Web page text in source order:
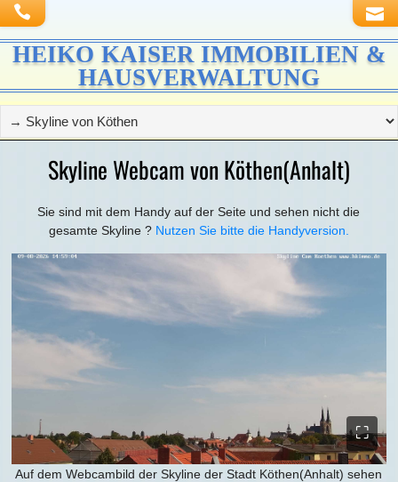
HEIKO KAISER IMMOBILIEN &
HAUSVERWALTUNG
Skyline Webcam von Köthen(Anhalt)
Sie sind mit dem Handy auf der Seite und sehen nicht die
gesamte Skyline ? Nutzen Sie bitte die Handyversion.
⛶
Auf dem Webcambild der Skyline der Stadt Köthen(Anhalt) sehen